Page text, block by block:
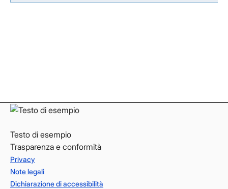
Testo di esempio
Trasparenza e conformità
Privacy
Note legali
Dichiarazione di accessibilità